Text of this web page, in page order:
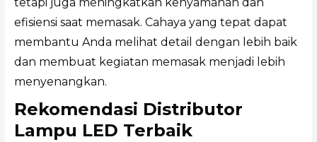
efisiensi saat memasak. Cahaya yang tepat dapat
membantu Anda melihat detail dengan lebih baik
dan membuat kegiatan memasak menjadi lebih
menyenangkan.
Rekomendasi Distributor
Lampu LED Terbaik